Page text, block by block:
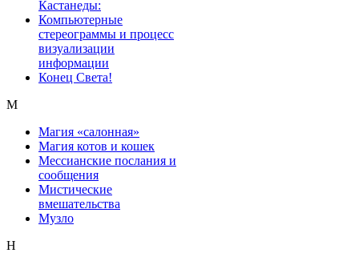
Кастанеды:
Компьютерные
стереограммы и процесс
визуализации
информации
Конец Света!
М
Магия «салонная»
Магия котов и кошек
Мессианские послания и
сообщения
Мистические
вмешательства
Музло
Н